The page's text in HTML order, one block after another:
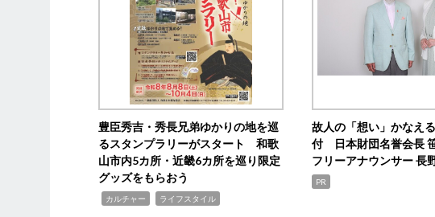
豊臣秀吉・秀長兄弟ゆかりの地を巡
るスタンプラリーがスタート 和歌
山市内5カ所・近畿6カ所を巡り限定
グッズをもらおう
カルチャー ライフスタイル
故人の「想い」かなえ
付 日本財団名誉会長
フリーアナウンサー 長
PR